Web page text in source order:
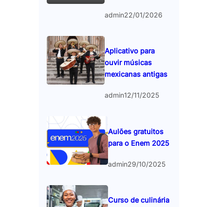
admin22/01/2026
Aplicativo para
ouvir músicas
mexicanas antigas
admin12/11/2025
Aulões gratuitos
para o Enem 2025
admin29/10/2025
Curso de culinária